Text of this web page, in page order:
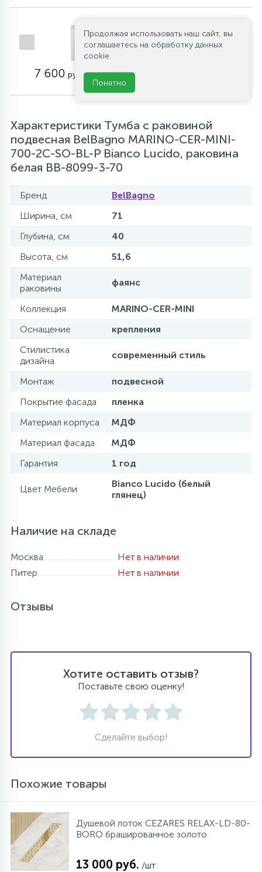
SPC-AL-700-800
Артикул: SPC-AL-
7 600 руб.
Характеристики Тумба с раковиной
подвесная BelBagno MARINO-CER-MINI-
700-2C-SO-BL-P Bianco Lucido, раковина
белая BB-8099-3-70
Бренд
BelBagno
Ширина, см
71
Глубина, см
40
Высота, см
51,6
Материал
раковины
фаянс
Коллекция
MARINO-CER-MINI
Оснащение
крепления
Стилистика
дизайна
современный стиль
Монтаж
подвесной
Покрытие фасада
пленка
Материал корпуса
МДФ
Материал фасада
МДФ
Гарантия
1 год
Цвет Мебели
Bianco Lucido (белый
глянец)
Наличие на складе
Москва
Нет в наличии
Питер
Нет в наличии
Отзывы
Хотите оставить отзыв?
Поставьте свою оценку!
Сделайте выбор!
Похожие товары
Душевой лоток CEZARES RELAX-LD-80-
BORO брашированное золото
13 000 руб. /шт
Продолжая использовать наш сайт, вы
соглашаетесь на обработку данных
cookie.
Понятно